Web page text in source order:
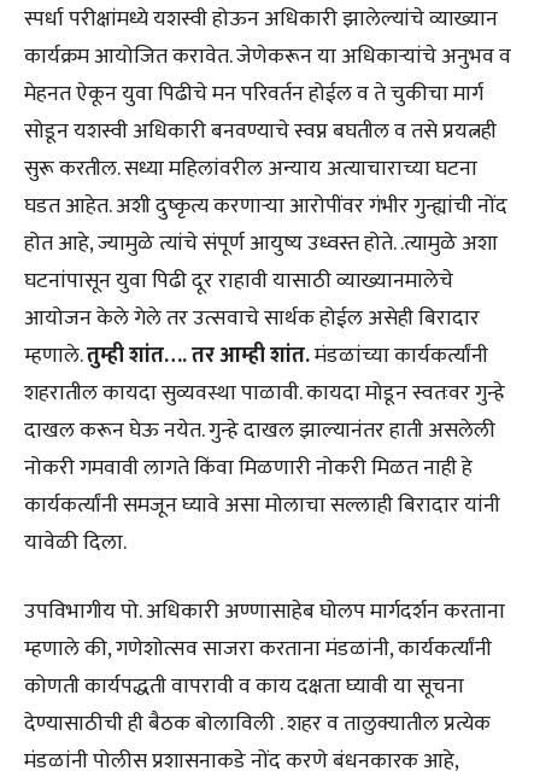
स्पर्धा परीक्षांमध्ये यशस्वी होऊन अधिकारी झालेल्यांचे व्याख्यान
कार्यक्रम आयोजित करावेत. जेणेकरून या अधिकाऱ्यांचे अनुभव व
मेहनत ऐकून युवा पिढीचे मन परिवर्तन होईल व ते चुकीचा मार्ग
सोडून यशस्वी अधिकारी बनवण्याचे स्वप्न बघतील व तसे प्रयत्नही
सुरू करतील. सध्या महिलांवरील अन्याय अत्याचाराच्या घटना
घडत आहेत. अशी दुष्कृत्य करणाऱ्या आरोपींवर गंभीर गुन्ह्यांची नोंद
होत आहे, ज्यामुळे त्यांचे संपूर्ण आयुष्य उध्वस्त होते. .त्यामुळे अशा
घटनांपासून युवा पिढी दूर राहावी यासाठी व्याख्यानमालेचे
आयोजन केले गेले तर उत्सवाचे सार्थक होईल असेही बिरादार
म्हणाले.तुम्ही शांत…. तर आम्ही शांत.मंडळांच्या कार्यकर्त्यांनी
शहरातील कायदा सुव्यवस्था पाळावी. कायदा मोडून स्वतःवर गुन्हे
दाखल करून घेऊ नयेत. गुन्हे दाखल झाल्यानंतर हाती असलेली
नोकरी गमवावी लागते किंवा मिळणारी नोकरी मिळत नाही हे
कार्यकर्त्यांनी समजून घ्यावे असा मोलाचा सल्लाही बिरादार यांनी
यावेळी दिला.
उपविभागीय पो. अधिकारी अण्णासाहेब घोलप मार्गदर्शन करताना
म्हणाले की, गणेशोत्सव साजरा करताना मंडळांनी, कार्यकर्त्यांनी
कोणती कार्यपद्धती वापरावी व काय दक्षता घ्यावी या सूचना
देण्यासाठीची ही बैठक बोलाविली . शहर व तालुक्यातील प्रत्येक
मंडळांनी पोलीस प्रशासनाकडे नोंद करणे बंधनकारक आहे,